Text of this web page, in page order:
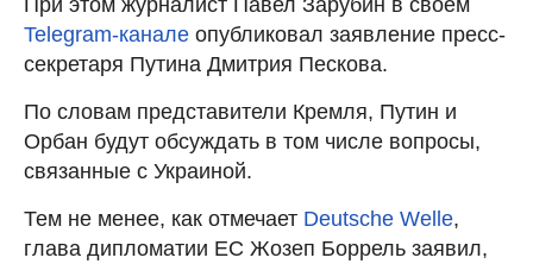
Telegram-канале опубликовал заявление пресс-
секретаря Путина Дмитрия Пескова.
По словам представители Кремля, Путин и
Орбан будут обсуждать в том числе вопросы,
связанные с Украиной.
Тем не менее, как отмечает Deutsche Welle,
глава дипломатии ЕС Жозеп Боррель заявил,